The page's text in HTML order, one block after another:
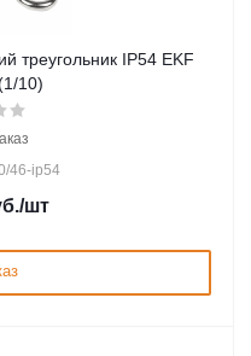
треугольник IP54 EKF
10)
46-ip54
/шт